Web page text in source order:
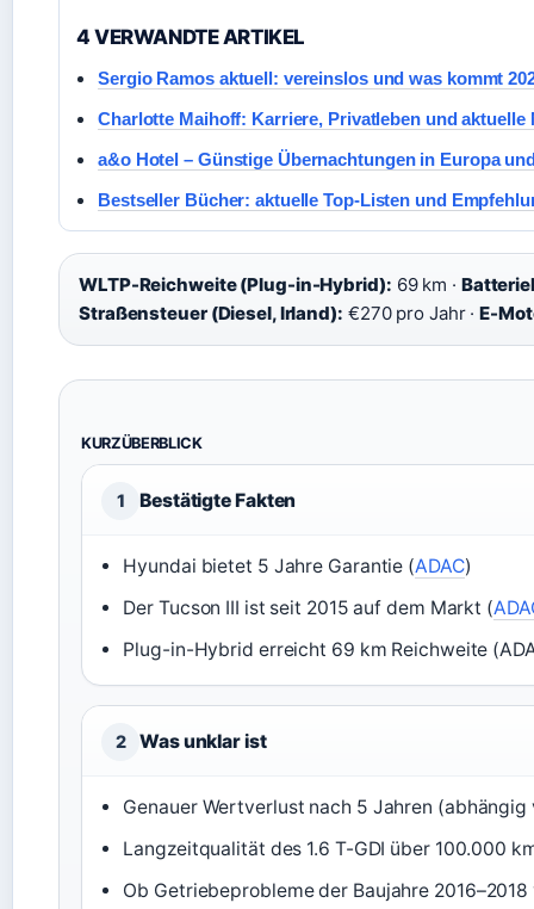
4 VERWANDTE ARTIKEL
Sergio Ramos aktuell: vereinslos und was kommt
Charlotte Maihoff: Karriere, Privatleben und aktuelle
a&o Hotel – Günstige Übernachtungen in Europa
Bestseller Bücher: aktuelle Top-Listen und
WLTP-Reichweite (Plug-in-Hybrid): 69 km ·
Straßensteuer (Diesel, Irland): €270 pro Jahr ·E-
KURZÜBERBLICK
1 Bestätigte Fakten
Hyundai bietet 5 Jahre Garantie (ADAC)
Der Tucson III ist seit 2015 auf dem Markt (
Plug-in-Hybrid erreicht 69 km Reichweite
2 Was unklar ist
Genauer Wertverlust nach 5 Jahren
Langzeitqualität des 1.6 T-GDI über 100.000
Ob Getriebeprobleme der Baujahre